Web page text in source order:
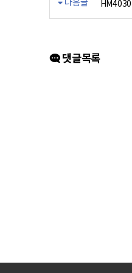
HM4030
댓글목록